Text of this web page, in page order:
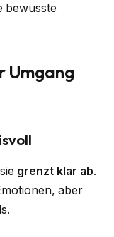
bewusste
Umgang
grenzt klar ab.
aber